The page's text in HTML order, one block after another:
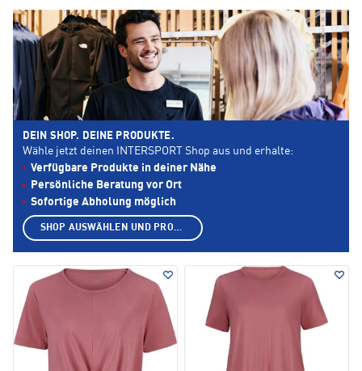
DEIN SHOP. DEINE PRODUKTE.
Wähle jetzt deinen INTERSPORT Shop aus und erhalte:
Verfügbare Produkte in deiner Nähe
Persönliche Beratung vor Ort
Sofortige Abholung möglich
SHOP AUSWÄHLEN UND PRODUKTE ANZEIGEN